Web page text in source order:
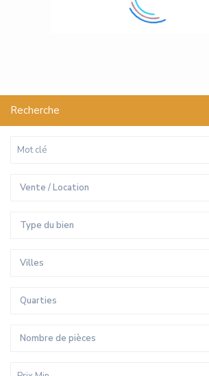
Recherche
Vente / Location
Type du bien
Villes
Quarties
Nombre de pièces